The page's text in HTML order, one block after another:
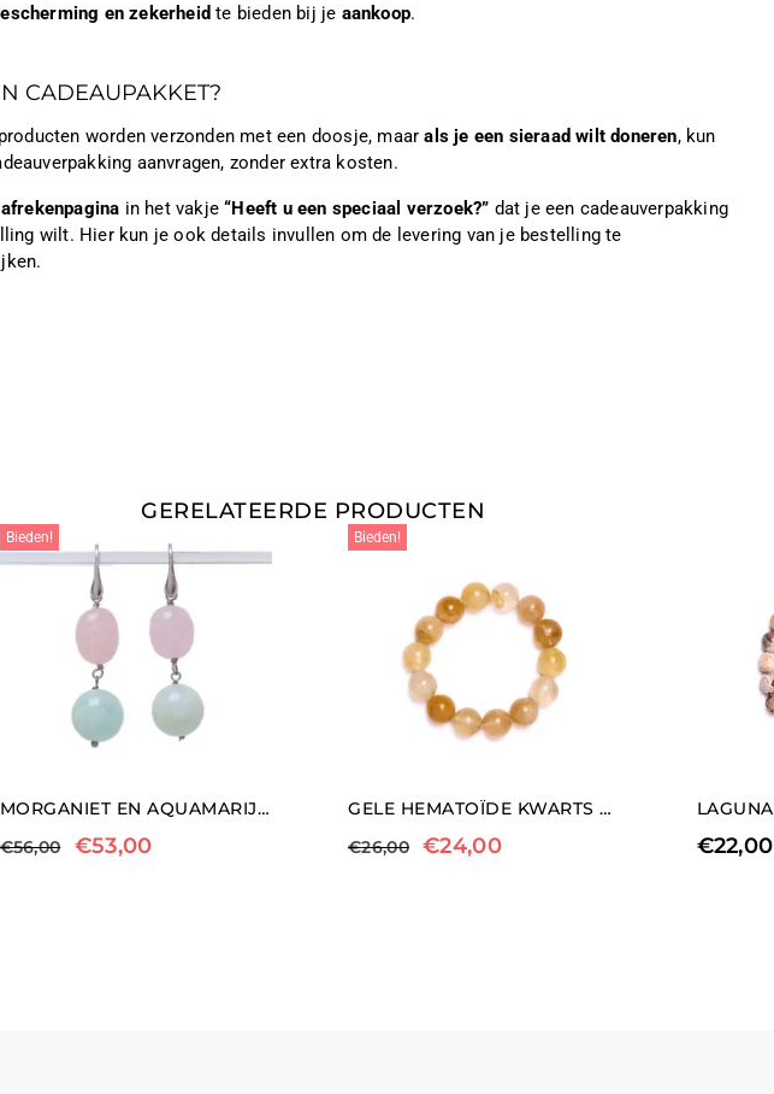
en zekerheid te bieden bij je aankoop.
CADEAUPAKKET?
worden verzonden met een doosje, maarals je een sieraad wilt doneren, kun
aanvragen, zonder extra kosten.
afrekenpagina in het vakje“Heeft u een speciaal verzoek?” dat je een cadeauverpakking
wilt. Hier kun je ook details invullen om de levering van je bestelling te
GERELATEERDE PRODUCTEN
Bieden!
MORGANIET EN AQUAMARIJN OORBELLEN
€56,00 €53,00
Bieden!
GELE HEMATOÏDE KWARTS ELASTISCHE ARMBAND
€26,00 €24,00 €22,00